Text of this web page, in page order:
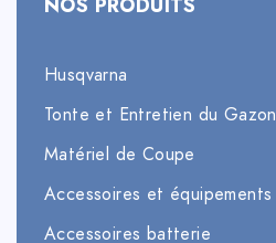
Husqvarna
Tonte et Entretien du Gazon
Matériel de Coupe
Accessoires et équipements
Accessoires batterie